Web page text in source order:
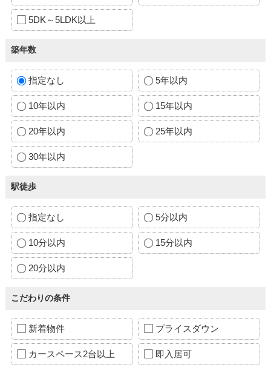
5DK～5LDK以上
築年数
指定なし 5年以内
10年以内 15年以内
20年以内 25年以内
30年以内
駅徒歩
指定なし 5分以内
10分以内 15分以内
20分以内
こだわりの条件
新着物件 プライスダウン
カースペース2台以上 即入居可